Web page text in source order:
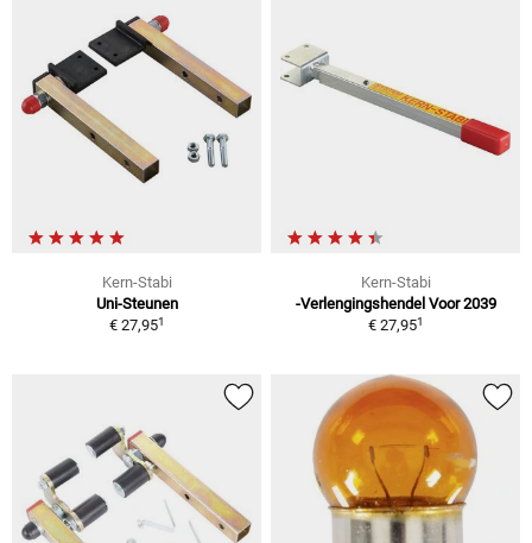
Kern-Stabi
Uni-Steunen
€ 27,951
Kern-Stabi
-Verlengingshendel Voor 2039
€ 27,951